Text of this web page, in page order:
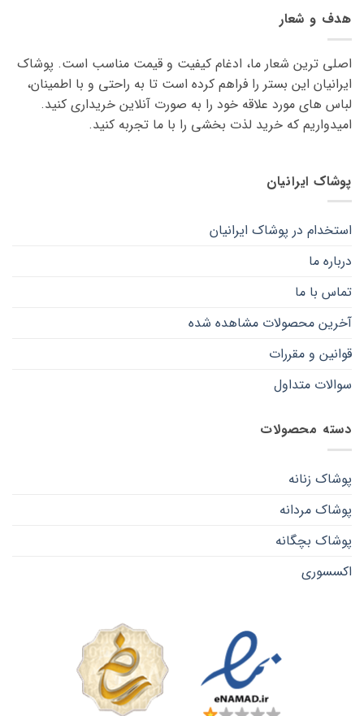
انواع
مختلفی
می
باشد.
گزینه
ها
ممکن
است
محصول
انتخاب
باشد.
گزینه
ممکن
است
هدف و شعار
اصلی ترین شعار ما، ادغام کیفیت و قیمت مناسب است. پوشاک
ایرانیان این بستر را فراهم کرده است تا به راحتی و با اطمینان،
لباس های مورد علاقه ‌خود را به صورت آنلاین خریداری کنید.
امیدواریم که خرید لذت ‌بخشی را با ما تجربه کنید.
پوشاک ایرانیان
استخدام در پوشاک ایرانیان
درباره ما
تماس با ما
آخرین محصولات مشاهده شده
قوانین و مقررات
سوالات متداول
دسته محصولات
پوشاک زنانه
پوشاک مردانه
پوشاک بچگانه
اکسسوری